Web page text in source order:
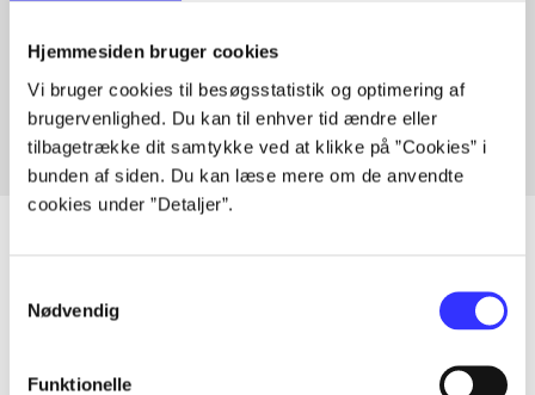
Hjemmesiden bruger cookies
Vi bruger cookies til besøgsstatistik og optimering af
brugervenlighed. Du kan til enhver tid ændre eller
tilbagetrække dit samtykke ved at klikke på ”Cookies” i
bunden af siden. Du kan læse mere om de anvendte
cookies under ”Detaljer”.
Nødvendig
Funktionelle
Artikler med samme emner
Artikler